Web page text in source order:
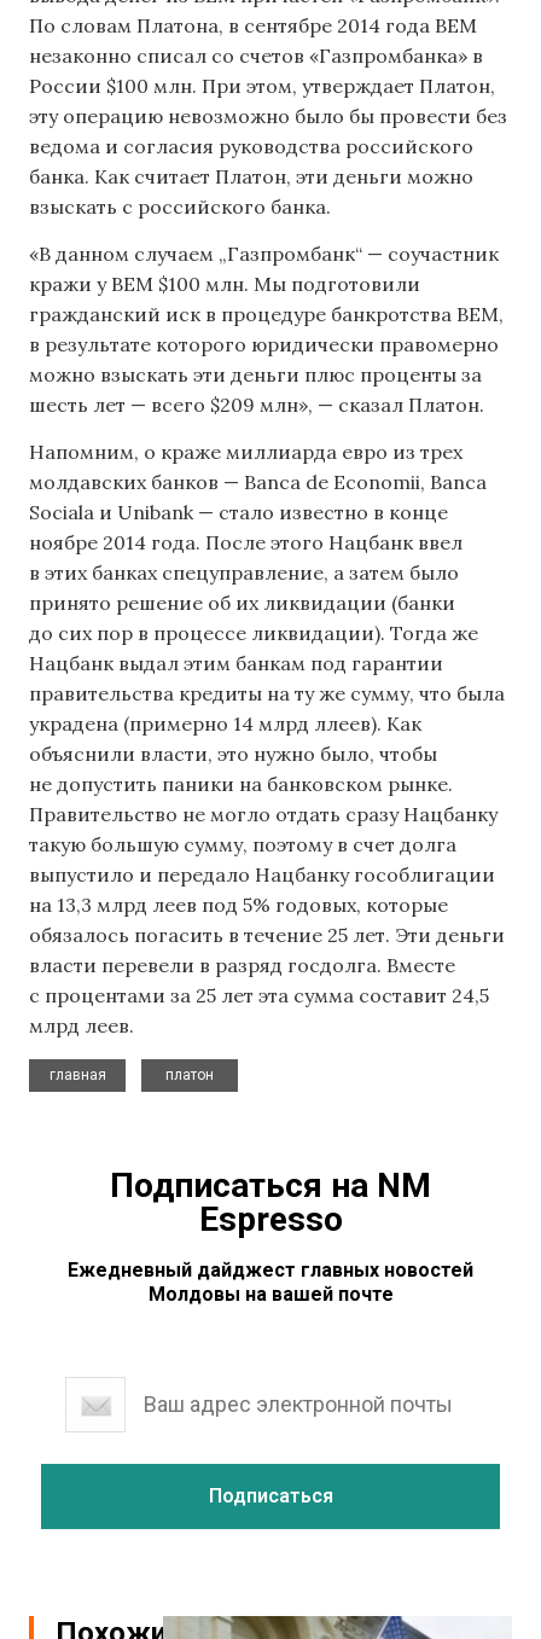
По словам Платона, в сентябре 2014 года BEM
незаконно списал со счетов «Газпромбанка» в
России $100 млн. При этом, утверждает Платон,
эту операцию невозможно было бы провести без
ведома и согласия руководства российского
банка. Как считает Платон, эти деньги можно
взыскать с российского банка.
«В данном случаем „Газпромбанк“ — соучастник
кражи у BEM $100 млн. Мы подготовили
гражданский иск в процедуре банкротства BEM,
в результате которого юридически правомерно
можно взыскать эти деньги плюс проценты за
шесть лет — всего $209 млн», — сказал Платон.
Напомним, о краже миллиарда евро из трех
молдавских банков — Banca de Economii, Banca
Sociala и Unibank — стало известно в конце
ноябре 2014 года. После этого Нацбанк ввел
в этих банках спецуправление, а затем было
принято решение об их ликвидации (банки
до сих пор в процессе ликвидации). Тогда же
Нацбанк выдал этим банкам под гарантии
правительства кредиты на ту же сумму, что была
украдена (примерно 14 млрд ллеев). Как
объяснили власти, это нужно было, чтобы
не допустить паники на банковском рынке.
Правительство не могло отдать сразу Нацбанку
такую большую сумму, поэтому в счет долга
выпустило и передало Нацбанку гособлигации
на 13,3 млрд леев под 5% годовых, которые
обязалось погасить в течение 25 лет. Эти деньги
власти перевели в разряд госдолга. Вместе
с процентами за 25 лет эта сумма составит 24,5
млрд леев.
главная
платон
Подписаться на NM
Espresso
Ежедневный дайджест главных новостей
Молдовы на вашей почте